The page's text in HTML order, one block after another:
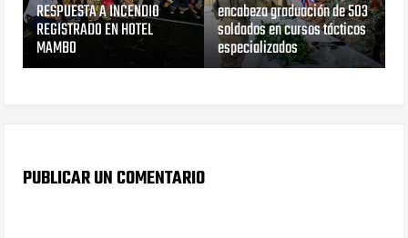
RESPUESTA A INCENDIO
REGISTRADO EN HOTEL
MAMBO
encabeza graduación de 503
soldados en cursos tácticos
especializados
PUBLICAR UN COMENTARIO